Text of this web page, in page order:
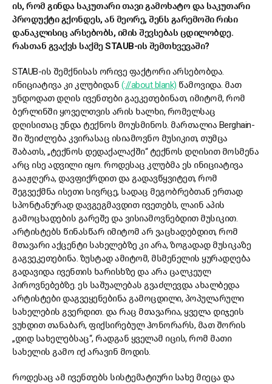
ის, რომ გინდა საკუთარი თავი გამოხატო და საკუთარი
პროდუქტი გქონდეს, ან მეორე, შენს გარემოში რისი
დანაკლისიც არსებობს, იმის შევსებას ცდილობდე.
რასთან გვაქვს საქმე STAUB-ის შემთხვევაში?
STAUB-ის შემქნისას ორივე ფაქტორი არსებობდა.
ინიციატივა კი კლუბიდან (://about blank) წამოვიდა. მათ
უნდოდათ დღის ივენთები გაეკეთებინათ, იმიტომ, რომ
ბერლინში ყოველთვის არის ხალხი, რომელსაც
დღისითაც უნდა ტექნოს მოუსმინოს. მართალია Berghain-
ში შეიძლება კვირასაც ისიამოვნო მუსიკით, თუმცა
შაბათს, „ტექნოს დედაქალაქში“ ტექნოს დღისით მოსმენა
არც ისე ადვილი იყო. როდესაც კლუბმა ეს ინიციატივა
გააჟღერა, დავფიქრდით და გადავწყვიტეთ, რომ
შეგვექმნა ისეთი სივრცე, სადაც მეგობრებთან ერთად
სპონტანურად დავგეგმავდით ივეთებს, ლაინ აპის
გამოცხადების გარეშე და ვისიამოვნებდით მუსიკით.
არტისტებს წინასწარ იმიტომ არ ვაცხადებდით, რომ
მთავარი აქცენტი სახელებზე კი არა, ზოგადად მუსიკაზე
გაგვეკეთებინა. ზუსტად ამიტომ, მსმენელის ყურადღება
გადავიდა ივენთის ხარისხზე და არა ცალკეულ
პიროვნებებზე. ეს საშუალებას გვაძლევდა ახალბედა
არტისტები დაგვეყენებინა გამოცდილი, პოპულარული
სახელების გვერდით. და რაც მთავარია, ყველა დიჯეის
ვუხდით თანაბარ, ფიქსირებულ ჰონორარს, მათ შორის
„დიდ სახელებსაც“, რადგან ყველამ იცის, რომ მათი
სახელის გამო იქ არავინ მოდის.
როდესაც ამ ივენთებს სისტემატიური სახე მიეცა და